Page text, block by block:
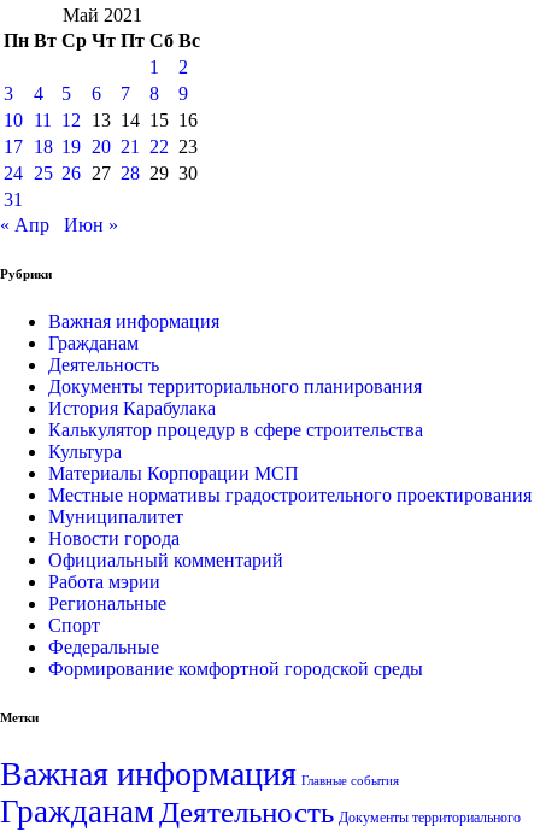
Май 2021
Пн Вт Ср Чт Пт Сб Вс
1
2
3
4 5 6 7 8
9
10 11 12 13 14 15 16
17 18 19 20 21 22 23
24 25 26 27 28 29 30
31
« Апр
Июн »
Рубрики
Важная информация
Гражданам
Деятельность
Документы территориального планирования
История Карабулака
Калькулятор процедур в сфере строительства
Культура
Материалы Корпорации МСП
Местные нормативы градостроительного проектирования
Муниципалитет
Новости города
Официальный комментарий
Работа мэрии
Региональные
Спорт
Федеральные
Формирование комфортной городской среды
Метки
Важная информация Главные события
Гражданам Деятельность Документы территориального